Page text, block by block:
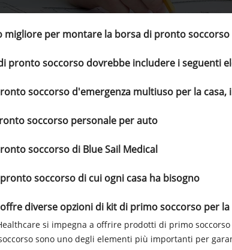
migliore per montare la borsa di pronto soccorso
pronto soccorso dovrebbe includere i seguenti
soccorso d'emergenza multiuso per la casa,
soccorso personale per auto
soccorso di Blue Sail Medical
soccorso di cui ogni casa ha bisogno
diverse opzioni di kit di primo soccorso per la
si impegna a offrire prodotti di primo
sono uno degli elementi più importanti per